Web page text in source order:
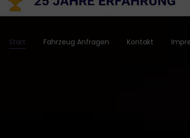
Start Fahrzeug Anfragen Kontakt